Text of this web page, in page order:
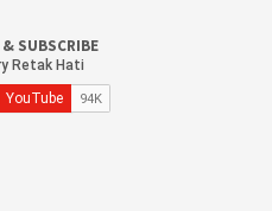
SUBSCRIBE